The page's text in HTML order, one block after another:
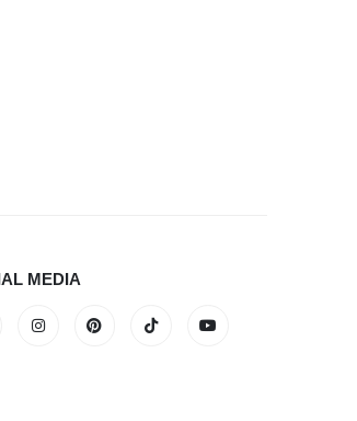
MEDIA